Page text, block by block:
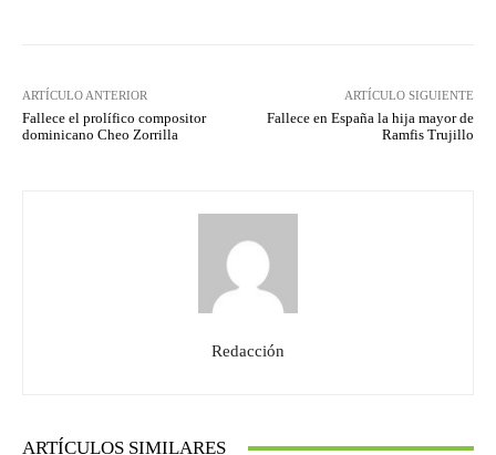
ARTÍCULO ANTERIOR
Fallece el prolífico compositor
dominicano Cheo Zorrilla
ARTÍCULO SIGUIENTE
Fallece en España la hija mayor de
Ramfis Trujillo
Redacción
ARTÍCULOS SIMILARES